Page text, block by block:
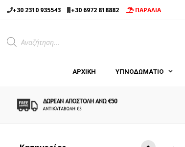
Μετάβαση
σε
+30 2310 935543 +30 6972 818882 ΠΑΡΑΛΙΑ
Products
search
ΑΡΧΙΚΉ ΥΠΝΟΔΩΜΑΤΙΟ